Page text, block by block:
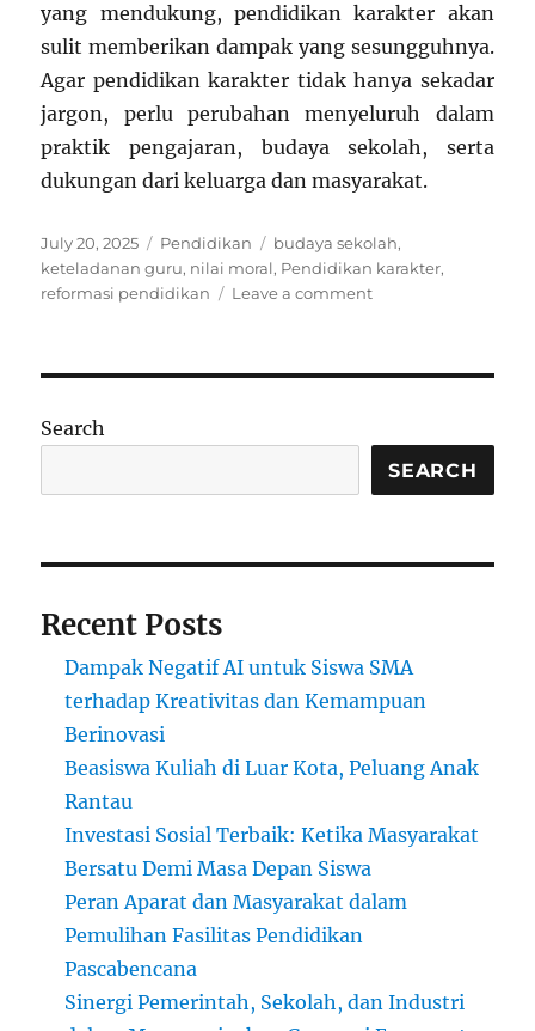
yang mendukung, pendidikan karakter akan
sulit memberikan dampak yang sesungguhnya.
Agar pendidikan karakter tidak hanya sekadar
jargon, perlu perubahan menyeluruh dalam
praktik pengajaran, budaya sekolah, serta
dukungan dari keluarga dan masyarakat.
Posted
on
July 20, 2025 Categories
Pendidikan Tags
budaya sekolah,
keteladanan guru, nilai moral, Pendidikan karakter,
reformasi pendidikan
Leave a commenton
Sudah
Jadi
Budaya?
Search
SEARCH
Recent Posts
Dampak Negatif AI untuk Siswa SMA
terhadap Kreativitas dan Kemampuan
Berinovasi
Beasiswa Kuliah di Luar Kota, Peluang Anak
Rantau
Investasi Sosial Terbaik: Ketika Masyarakat
Bersatu Demi Masa Depan Siswa
Peran Aparat dan Masyarakat dalam
Pemulihan Fasilitas Pendidikan
Pascabencana
Sinergi Pemerintah, Sekolah, dan Industri